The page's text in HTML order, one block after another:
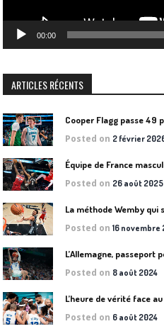
00:00
ARTICLES RÉCENTS
Cooper Flagg passe 49
Posted on 2 février
Équipe de France
Posted on 26 août 2025
La méthode Wemby qui
Posted on16 novembre
L’Allemagne, passeport
Posted on 8 août 2024
L’heure de vérité face
Posted on 6 août 2024